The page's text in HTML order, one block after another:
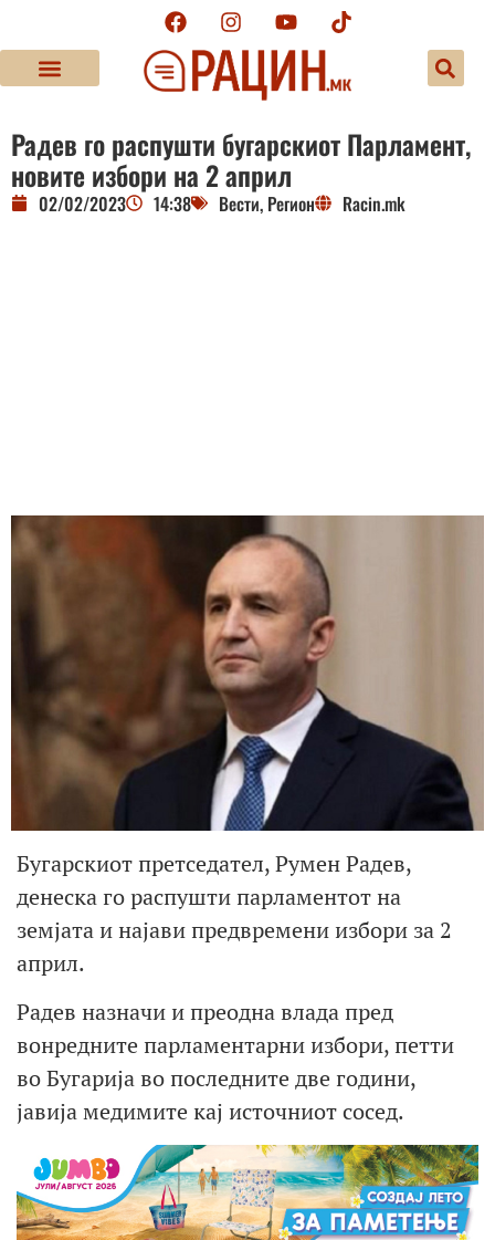
Радев го распушти бугарскиот Парламент,
новите избори на 2 април
02/02/2023 14:38 Вести, Регион Racin.mk
Бугарскиот претседател, Румен Радев,
денеска го распушти парламентот на
земјата и најави предвремени избори за 2
април.
Радев назначи и преодна влада пред
вонредните парламентарни избори, петти
во Бугарија во последните две години,
јавија медимите кај источниот сосед.